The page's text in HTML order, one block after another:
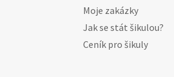
Moje zakázky
Jak se stát šikulou?
Ceník pro šikuly